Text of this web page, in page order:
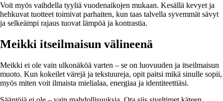
Voit myös vaihdella tyyliä vuodenaikojen mukaan. Kesällä kevyet ja
hehkuvat tuotteet toimivat parhaiten, kun taas talvella syvemmät sävyt
ja selkeämpi rajaus tuovat lämpöä ja kontrastia.
Meikki itseilmaisun välineenä
Meikki ei ole vain ulkonäköä varten – se on luovuuden ja itseilmaisun
muoto. Kun kokeilet värejä ja tekstuureja, opit paitsi mikä sinulle sopii,
myös miten voit ilmaista mielialaa, energiaa ja identiteettiäsi.